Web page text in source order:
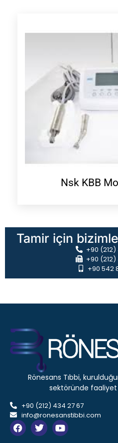
Nsk KBB
Tamir için
+90
+90 (212)
+90 542
Rönesans Tıbbi,
sektöründe
+90 (212) 434 27 67
info@ronesanstibbi.com